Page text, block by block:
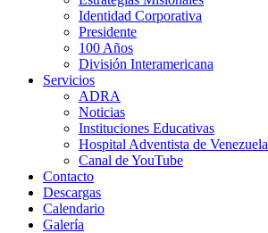
Identidad Corporativa
Presidente
100 Años
División Interamericana
Servicios
ADRA
Noticias
Instituciones Educativas
Hospital Adventista de Venezuela
Canal de YouTube
Contacto
Descargas
Calendario
Galería